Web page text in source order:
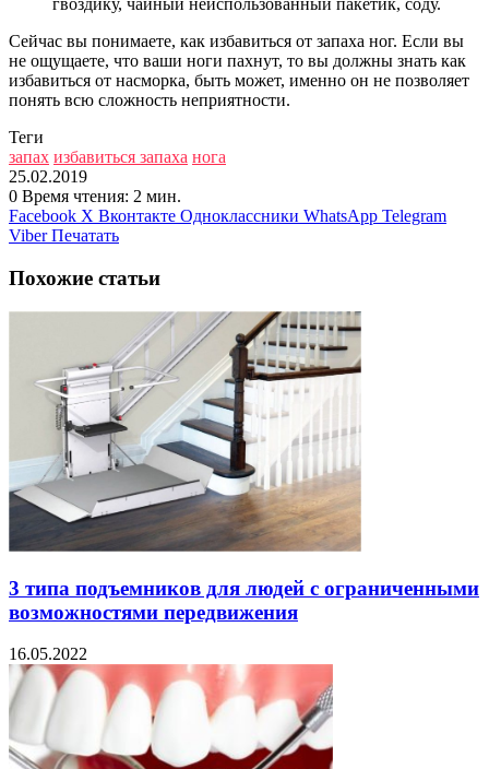
гвоздику, чайный неиспользованный пакетик, соду.
Сейчас вы понимаете, как избавиться от запаха ног. Если вы
не ощущаете, что ваши ноги пахнут, то вы должны знать как
избавиться от насморка, быть может, именно он не позволяет
понять всю сложность неприятности.
Теги
запах избавиться запаха нога
25.02.2019
0 Время чтения: 2 мин.
Facebook X Вконтакте Одноклассники WhatsApp Telegram
Viber Печатать
Похожие статьи
3 типа подъемников для людей с ограниченными
возможностями передвижения
16.05.2022